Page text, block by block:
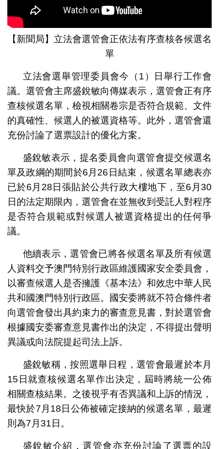
【新聞局】立法會選管會正依法有序查核各候選名
單
立法會選舉管理委員會今（1）日舉行工作會
議。選管會主席盛銳敏向傳媒表示，選管會正有序
查核候選名單，檢視相關卷宗是否符合規範、文件
的真確性、候選人的被選資格等。此外，選管會還
充份討論了選票設計的優化方案。
盛銳敏表示，提名委員會向選管會提交候選名
單及政綱的期間於6月26日結束，候選名單總表亦
已於6月28日張貼於公共行政大樓地下，至6月30
日的法定期限內，選管會在並無收到受託人對程序
是否符合規範或對候選人被選資格提出的任何爭
議。
他續表示，選管會已將各候選名單及所有候選
人資料交予澳門特別行政區維護國家安全委員會，
以審查候選人是否擁護《基本法》和效忠中華人民
共和國澳門特別行政區。國安委將就不符合條件者
向選管會發出具約束力的審查意見書，對於選管會
根據國安委審查意見書作出的決定，不得提出聲明
異議或向法院提起司法上訴。
盛銳敏稱，按照選舉日程，選管會最遲於本月
15日就查核候選名單作出決定，屆時將統一公佈
相關查核結果。之後視乎有否異議和上訴的情況，
最快於7月18日公佈被確定接納的候選名單，最遲
則為7月31日。
盛銳敏介紹，選管會亦充份討論了選票的設